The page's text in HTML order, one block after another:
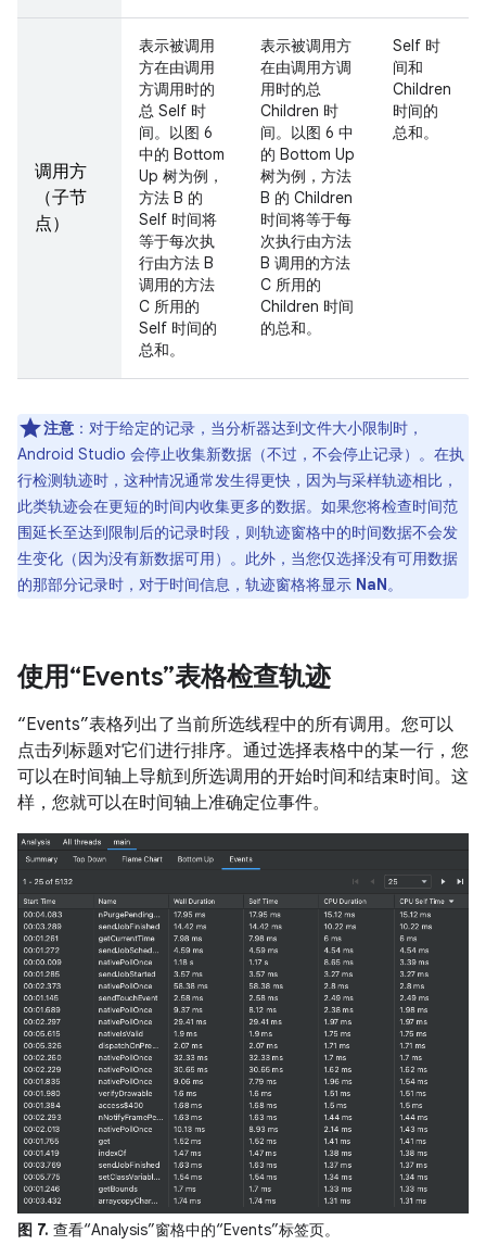
调用方
（子节
点）
表示被调用
方在由调用
方调用时的
总 Self 时
间。以图 6
中的 Bottom
Up 树为例，
方法 B 的
Self 时间将
等于每次执
行由方法 B
调用的方法
C 所用的
Self 时间的
总和。
表示被调用方
在由调用方调
用时的总
Children 时
间。以图 6 中
的 Bottom Up
树为例，方法
B 的 Children
时间将等于每
次执行由方法
B 调用的方法
C 所用的
Children 时间
的总和。
Self 时
间和
Children
时间的
总和。
注意 ：对于给定的记录，当分析器达到文件大小限制时，
Android Studio 会停止收集新数据（不过，不会停止记录）。在执
行检测轨迹时，这种情况通常发生得更快，因为与采样轨迹相比，
此类轨迹会在更短的时间内收集更多的数据。如果您将检查时间范
围延长至达到限制后的记录时段，则轨迹窗格中的时间数据不会发
生变化（因为没有新数据可用）。此外，当您仅选择没有可用数据
的那部分记录时，对于时间信息，轨迹窗格将显示 NaN。
使用“Events”表格检查轨迹
“Events”表格列出了当前所选线程中的所有调用。您可以
点击列标题对它们进行排序。通过选择表格中的某一行，您
可以在时间轴上导航到所选调用的开始时间和结束时间。这
样，您就可以在时间轴上准确定位事件。
图 7. 查看“Analysis”窗格中的“Events”标签页。